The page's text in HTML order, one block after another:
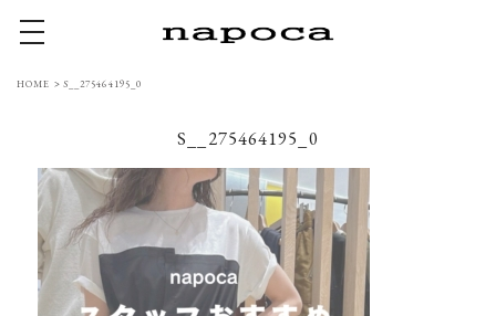
toggle navigation
HOME >S__275464195_0
S__275464195_0